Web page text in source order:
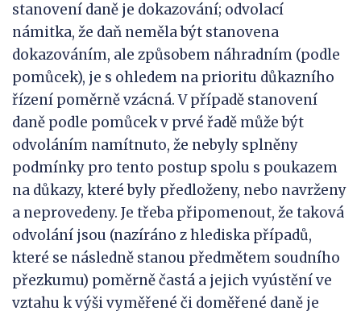
stanovení daně je dokazování; odvolací
námitka, že daň neměla být stanovena
dokazováním, ale způsobem náhradním (podle
pomůcek), je s ohledem na prioritu důkazního
řízení poměrně vzácná. V případě stanovení
daně podle pomůcek v prvé řadě může být
odvoláním namítnuto, že nebyly splněny
podmínky pro tento postup spolu s poukazem
na důkazy, které byly předloženy, nebo navrženy
a neprovedeny. Je třeba připomenout, že taková
odvolání jsou (nazíráno z hlediska případů,
které se následně stanou předmětem soudního
přezkumu) poměrně častá a jejich vyústění ve
vztahu k výši vyměřené či doměřené daně je